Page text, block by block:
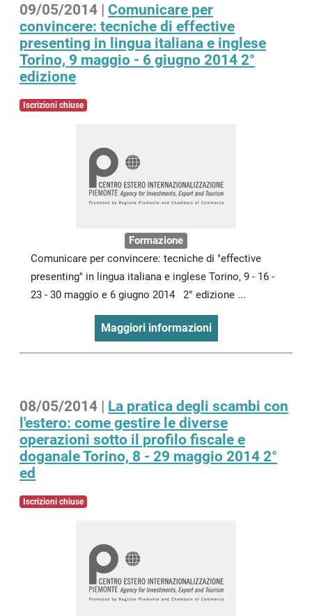
09/05/2014 | Comunicare per
convincere: tecniche di effective
presenting in lingua italiana e inglese
Torino, 9 maggio - 6 giugno 2014 2°
edizione
Iscrizioni chiuse
Formazione
Comunicare per convincere: tecniche di "effective
presenting" in lingua italiana e inglese Torino, 9 - 16 -
23 - 30 maggio e 6 giugno 2014 2° edizione ...
Maggiori informazioni
08/05/2014 | La pratica degli scambi con
l'estero: come gestire le diverse
operazioni sotto il profilo fiscale e
doganale Torino, 8 - 29 maggio 2014 2°
ed
Iscrizioni chiuse